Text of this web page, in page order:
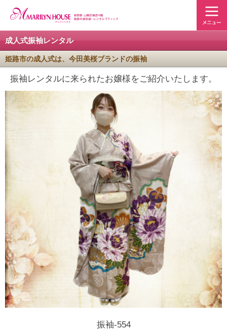
成人式振袖レンタル
姫路市の成人式は、今田美桜ブランドの振袖
振袖レンタルに来られたお嬢様をご紹介いたします。
振袖-554